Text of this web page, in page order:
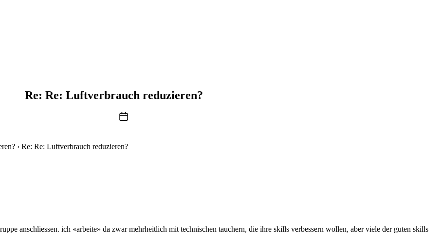
Re: Re: Luftverbrauch reduzieren?
Beitragsdatum
› Re: Re: Luftverbrauch reduzieren?
anschliessen. ich «arbeite» da zwar mehrheitlich mit technischen tauchern, die ihre skills verbessern wollen, aber viele der guten skills